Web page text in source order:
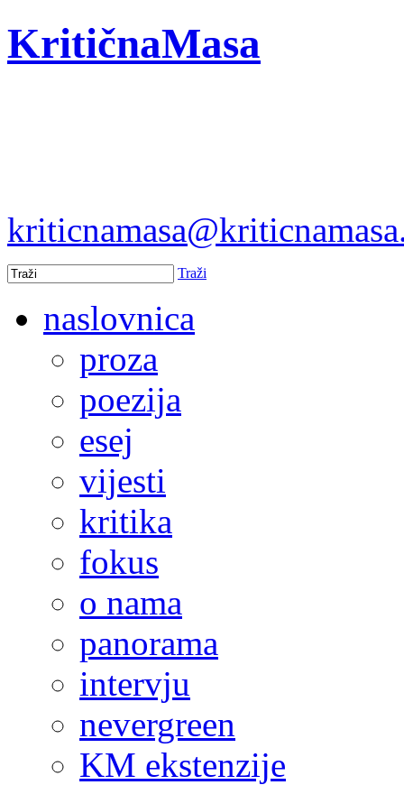
KritičnaMasa
Traži
naslovnica
proza
poezija
esej
vijesti
kritika
fokus
o nama
panorama
intervju
nevergreen
KM ekstenzije